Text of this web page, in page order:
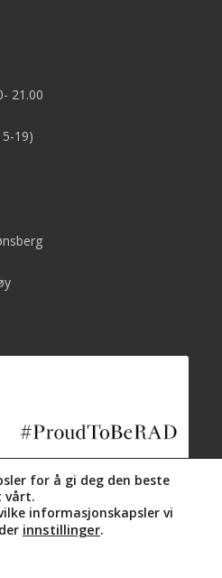
21.00
19)
for å gi deg den beste
vårt.
informasjonskapsler vi
innstillinger.